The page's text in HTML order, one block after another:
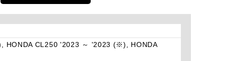
HONDA CL250 '2023 ～ '2023 (※), HONDA